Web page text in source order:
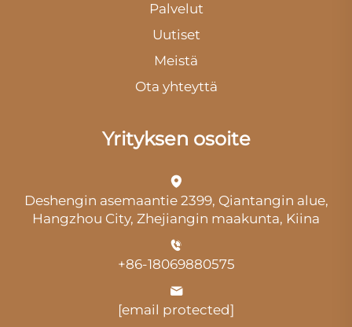
Palvelut
Uutiset
Meistä
Ota yhteyttä
Yrityksen osoite
Deshengin asemaantie 2399, Qiantangin alue,
Hangzhou City, Zhejiangin maakunta, Kiina
+86-18069880575
[email protected]